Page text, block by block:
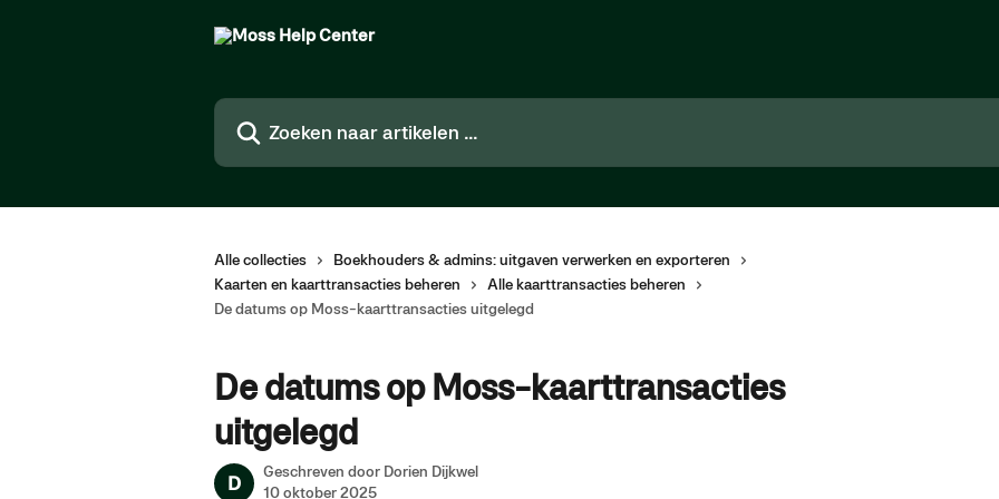
Zoeken naar artikelen ...
Alle collecties
Boekhouders & admins: uitgaven verwerken en exporteren
Kaarten en kaarttransacties beheren
Alle kaarttransacties beheren
De datums op Moss-kaarttransacties uitgelegd
De datums op Moss-kaarttransacties
uitgelegd
D Geschreven door Dorien Dijkwel
10 oktober 2025